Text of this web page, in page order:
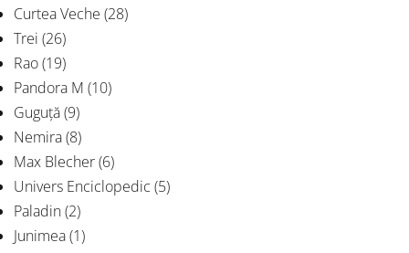
Curtea Veche (28)
Trei (26)
Rao(19)
Pandora M (10)
Guguță(9)
Nemira(8)
Max Blecher(6)
Univers Enciclopedic (5)
Paladin(2)
Junimea(1)